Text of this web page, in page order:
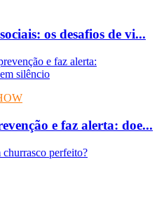
os desafios de vi...
e faz alerta: doe...